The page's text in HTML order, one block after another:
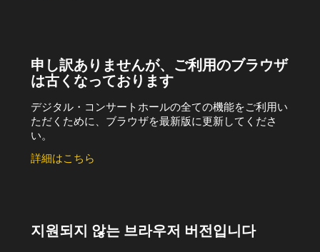
申し訳ありませんが、ご利用のブラウザ
は古くなっております
デジタル・コンサートホールの全ての機能をご利用い
ただくために、ブラウザを最新版に更新してくださ
い。
詳細はこちら
지원되지 않는 브라우저 버전입니다